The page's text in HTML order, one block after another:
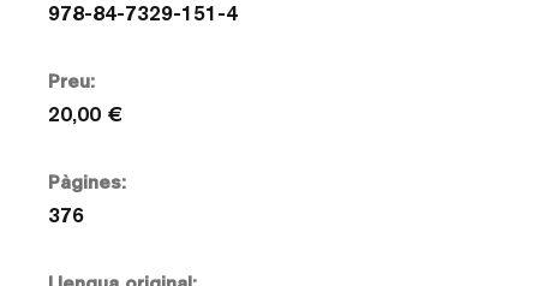
978-84-7329-151-4
Preu:
20,00 €
Pàgines:
376